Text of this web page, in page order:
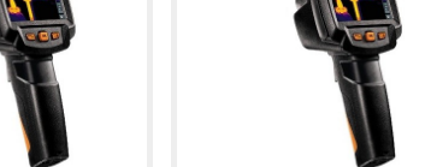
và video nhiệt để lưu trữ hoặc chia sẻ.
độ để xác định các điểm nóng hoặc lạnh
việc di chuyển và sử dụng trong nhiều môi
sử dụng.